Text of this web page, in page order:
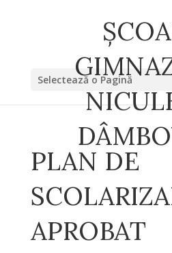
Selectează o Pagină
PLAN DE
APROBAT